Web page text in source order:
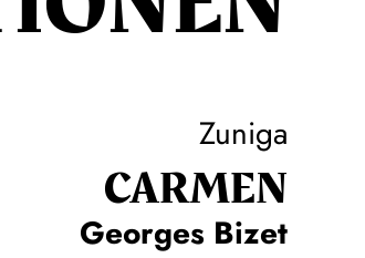
Zuniga
CARMEN
Georges Bizet